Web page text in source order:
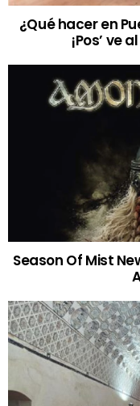
¿Qué hacer en
¡Pos’ ve
Season Of Mist